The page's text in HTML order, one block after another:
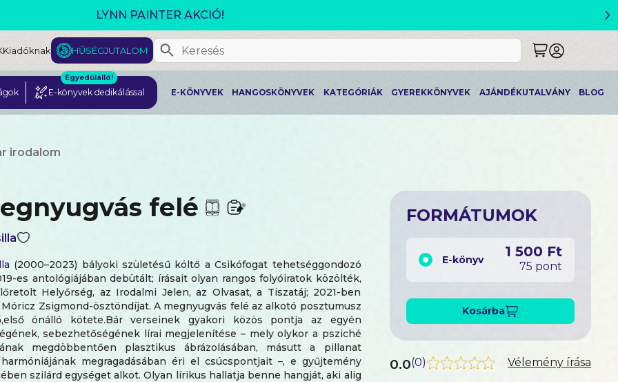
L. J. SHEN: LEGVADABB ÁLMAIMBAN SZERETLEK ›
Kiadóknak HŰSÉGJUTALOM
E-könyvek dedikálással
Egyedülálló!
E-KÖNYVEK HANGOSKÖNYVEK KATEGÓRIÁK GYEREKKÖNYVEK AJÁNDÉKUTALVÁNY BLOG
irodalom
felé
(2000–2023) bályoki születésű költő a Csikófogat tehetséggondozó
es antológiájában debütált; írásait olyan rangos folyóiratok közölték,
Helyőrség, az Irodalmi Jelen, az Olvasat, a Tiszatáj; 2021-ben
Zsigmond-ösztöndíjat. A megnyugvás felé az alkotó posztumusz
önálló kötete.Bár verseinek gyakori közös pontja az egyén
sebezhetőségének lírai megjelenítése – mely olykor a psziché
megdöbbentően plasztikus ábrázolásában, másutt a pillanat
megragadásában éri el csúcspontjait –, e gyűjtemény
szilárd egységet alkot. Olyan lírikus hallatja benne hangját, aki alig
FORMÁTUMOK
E-könyv 1 500 Ft
75 pont
Kosárba
0.0(0) Vélemény írása